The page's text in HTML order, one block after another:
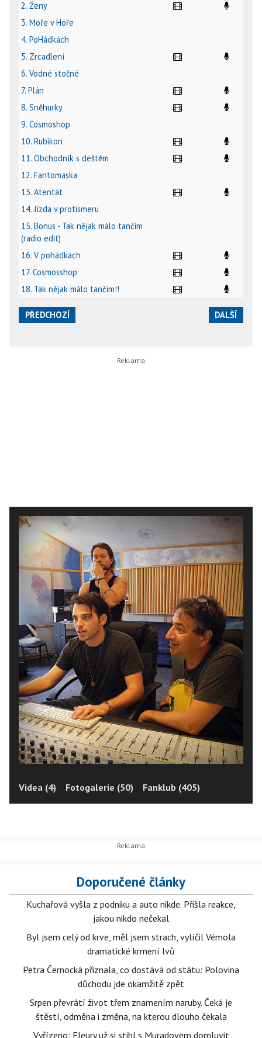
2. Ženy
3. Moře v Hoře
4. PoHádkách
5. Zrcadlení
6. Vodné stočné
7. Plán
8. Sněhurky
9. Cosmoshop
10. Rubikon
11. Obchodník s deštěm
12. Fantomaska
13. Atentát
14. Jízda v protismeru
15. Bonus - Tak nějak málo tančím
(radio edit)
16. V pohádkách
17. Cosmosshop
18. Tak nějak málo tančím!!
PŘEDCHOZÍ DALŠÍ
Videa (4) Fotogalerie (50) Fanklub (405)
Doporučené články
Kuchařová vyšla z podniku a auto nikde. Přišla reakce,
jakou nikdo nečekal
Byl jsem celý od krve, měl jsem strach, vylíčil Vémola
dramatické krmení lvů
Petra Černocká přiznala, co dostává od státu: Polovina
důchodu jde okamžitě zpět
Srpen převrátí život třem znamením naruby. Čeká je
štěstí, odměna i změna, na kterou dlouho čekala
Vyřízeno: Fleury už si stihl s Muradovem domluvit